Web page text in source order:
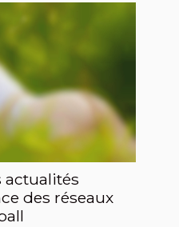
actualités
des réseaux